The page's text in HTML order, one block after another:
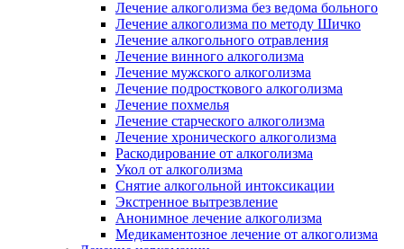
Лечение алкоголизма без ведома больного
Лечение алкоголизма по методу Шичко
Лечение алкогольного отравления
Лечение винного алкоголизма
Лечение мужского алкоголизма
Лечение подросткового алкоголизма
Лечение похмелья
Лечение старческого алкоголизма
Лечение хронического алкоголизма
Раскодирование от алкоголизма
Укол от алкоголизма
Снятие алкогольной интоксикации
Экстренное вытрезвление
Анонимное лечение алкоголизма
Медикаментозное лечение от алкоголизма